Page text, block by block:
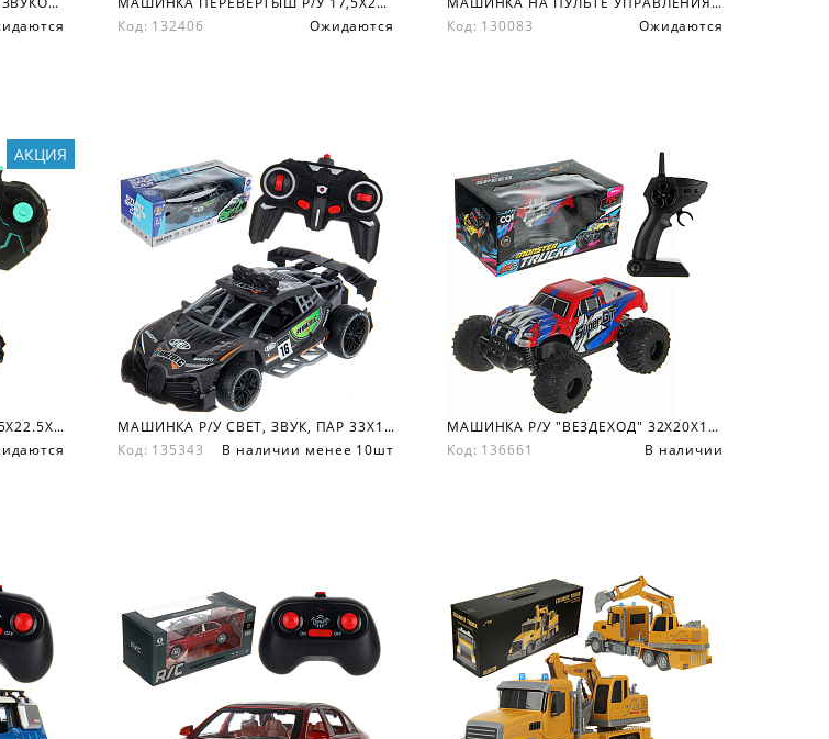
Код: 132406
Ожидаются
Код: 130083
Ожидаются
МАШИНКА ВЕЗДЕХОД Р/У 38.5Х22.5Х23.5 СМ.
АКЦИЯ
МАШИНКА Р/У СВЕТ, ЗВУК, ПАР 33Х15Х12 СМ.
Код: 135343
В наличии менее 10шт
МАШИНКА Р/У "ВЕЗДЕХОД" 32Х20Х14.7 СМ.
Код: 136661
В наличии